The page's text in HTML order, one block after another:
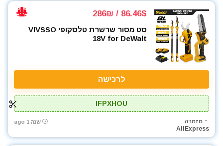
86.46$ / 286₪
סט מסור שרשרת טלסקופי VIVSSO
18V for DeWalt
לרכישה
IFPXHOU
מזמרה
AliExpress
שנה 1 ago